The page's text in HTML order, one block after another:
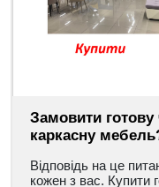
Замовити готову
каркасну
Відповідь на це
кожен з вас. Купити